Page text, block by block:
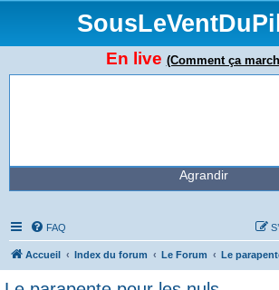
En live (Comment ça
Agrandir
FAQ
Accueil Index du forum Le Forum Le